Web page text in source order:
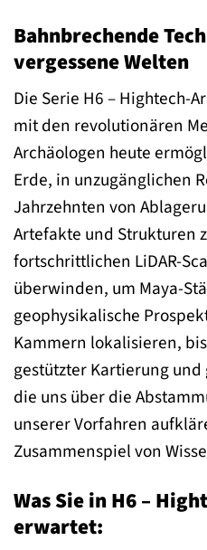
Bahnbrechende
vergessene Welten
Die Serie H6 – Hightech-
mit den revolutionären
Archäologen heute
Erde, in unzugänglichen
Jahrzehnten von
Artefakte und Strukturen
fortschrittlichen LiDAR-
überwinden, um Maya-
geophysikalische
Kammern lokalisieren,
gestützter Kartierung
die uns über die
unserer Vorfahren
Zusammenspiel von
Was Sie in H6 –
erwartet: